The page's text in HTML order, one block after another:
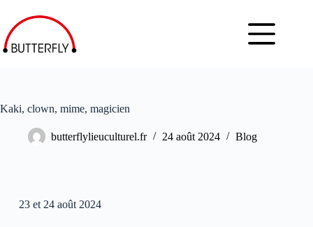
Kaki, clown, mime, magicien
butterflylieuculturel.fr 24 août 2024 Blog
23 et 24 août 2024